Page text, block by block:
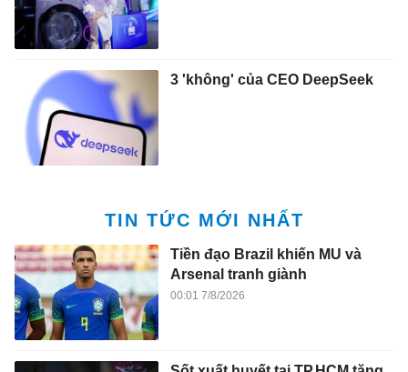
3 'không' của CEO DeepSeek
TIN TỨC MỚI NHẤT
Tiền đạo Brazil khiến MU và
Arsenal tranh giành
00:01 7/8/2026